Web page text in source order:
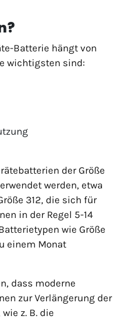
Batterie hängt von
wichtigsten sind:
der Größe
werden, etwa
312, die sich für
in der Regel 5-14
wie Größe
einem Monat
dass moderne
zur Verlängerung der
z. B. die